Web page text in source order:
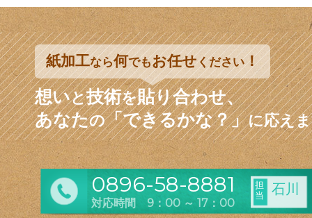
紙加工なら何でもお任せください！
想いと技術を貼り合わせ、
あなたの「できるかな？」に応え
0896-58-8881
対応時間 9：00 ～ 17：00
担
当
石川